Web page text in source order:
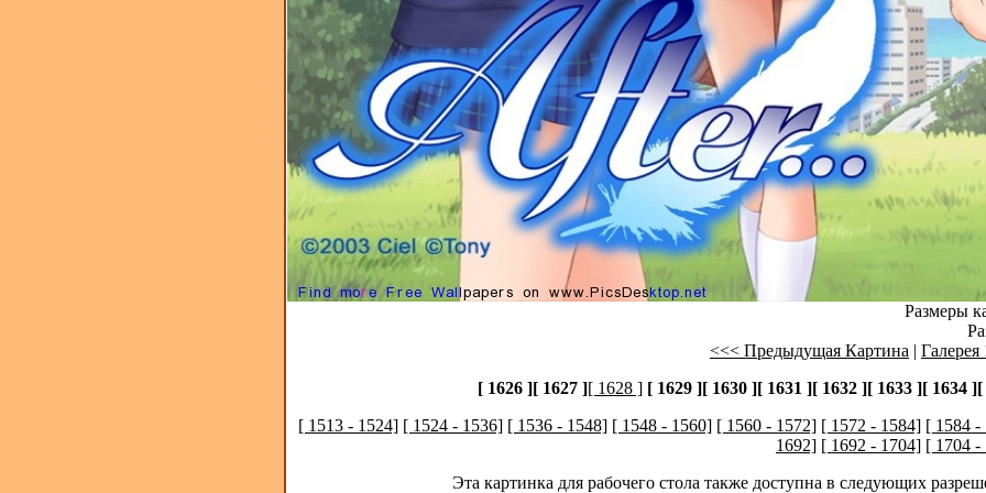
Размеры
<<< Предыдущая Картина | Галерея
[ 1626 ][ 1627 ][ 1628 ] [ 1629 ][ 1630 ][ 1631 ][ 1632 ][ 1633 ][ 1634 ][
[ 1513 - 1524] [ 1524 - 1536] [ 1536 - 1548] [ 1548 - 1560] [ 1560 - 1572] [ 1572 - 1584] [ 1584 -
1692] [ 1692 - 1704] [ 1704 -
Эта картинка для рабочего стола также доступна в следующих